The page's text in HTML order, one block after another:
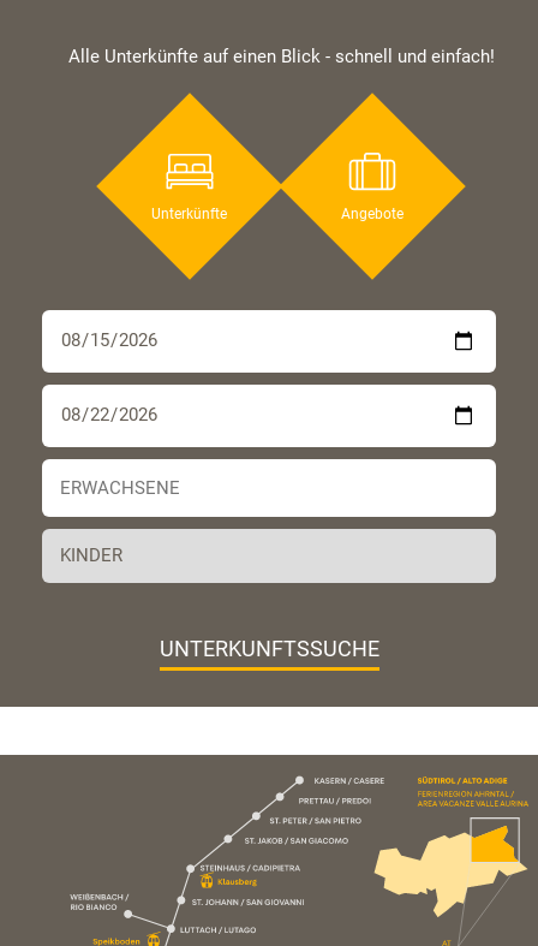
Alle Unterkünfte auf einen Blick - schnell und einfach!
Unterkünfte Angebote
UNTERKUNFTSSUCHE